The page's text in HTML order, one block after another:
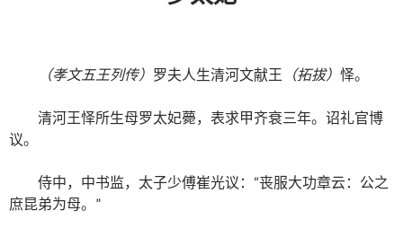
（孝文五王列传） 罗夫人生清河文献王 （拓拔） 怿。
清河王怿所生母罗太妃薨，表求甲齐衰三年。诏礼官博
议。
侍中，中书监，太子少傅崔光议：“丧服大功章云：公之
庶昆弟为母。”